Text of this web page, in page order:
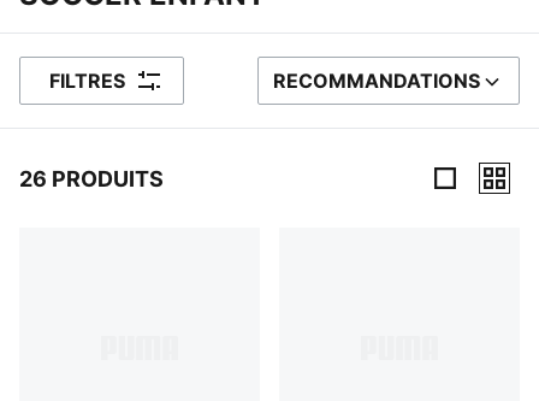
FILTRES TRIER PAR
RECOMMANDATIONS
26 PRODUITS